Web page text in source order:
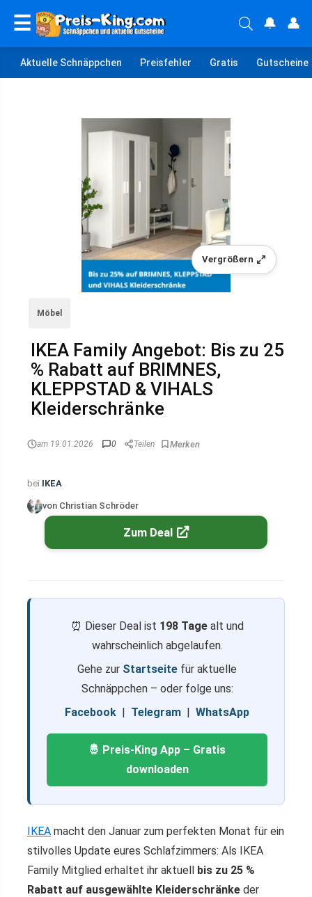
☰ 🔔 👤
Aktuelle Schnäppchen Preisfehler Gratis Gutscheine
Vergrößern
Möbel
IKEA Family Angebot: Bis zu 25
% Rabatt auf BRIMNES,
KLEPPSTAD & VIHALS
Kleiderschränke
am 19.01.2026 0 Teilen
bei IKEA
von Christian Schröder
Zum Deal
⏰ Dieser Deal ist 198 Tagealt und
wahrscheinlich abgelaufen.
Gehe zur Startseite für aktuelle
Schnäppchen – oder folge uns:
Facebook | Telegram | WhatsApp
🤴 Preis-King App – Gratis
downloaden
IKEA macht den Januar zum perfekten Monat für ein
stilvolles Update eures Schlafzimmers: Als IKEA
Family Mitglied erhaltet ihr aktuell bis zu 25 %
Rabatt auf ausgewählte Kleiderschränke der